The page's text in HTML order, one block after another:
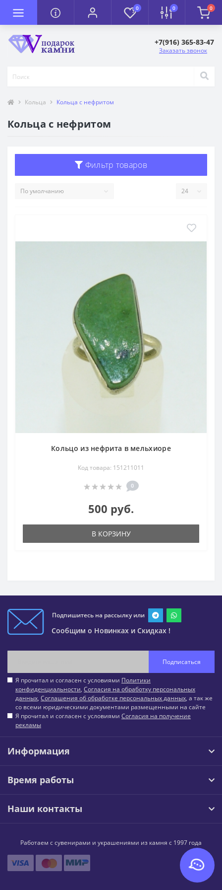
0 0 0
+7(916) 365-83-47
Заказать звонок
Кольца Кольца с нефритом
Кольца с нефритом
Фильтр товаров
Кольцо из нефрита в мельхиоре
Код товара: 151211011
0
500 руб.
В КОРЗИНУ
Подпишитесь на рассылку или
Сообщим о Новинках и Скидках !
Подписаться
Я прочитал и согласен с условиями Политики
конфиденциальности, Согласия на обработку персональных
данных, Соглашения об обработке персональных данных, а так же
со всеми юридическими документами размещенными на сайте
Я прочитал и согласен с условиями Согласия на получение
рекламы
Информация
Время работы
Наши контакты
Работаем с сувенирами и украшениями из камня с 1997 года